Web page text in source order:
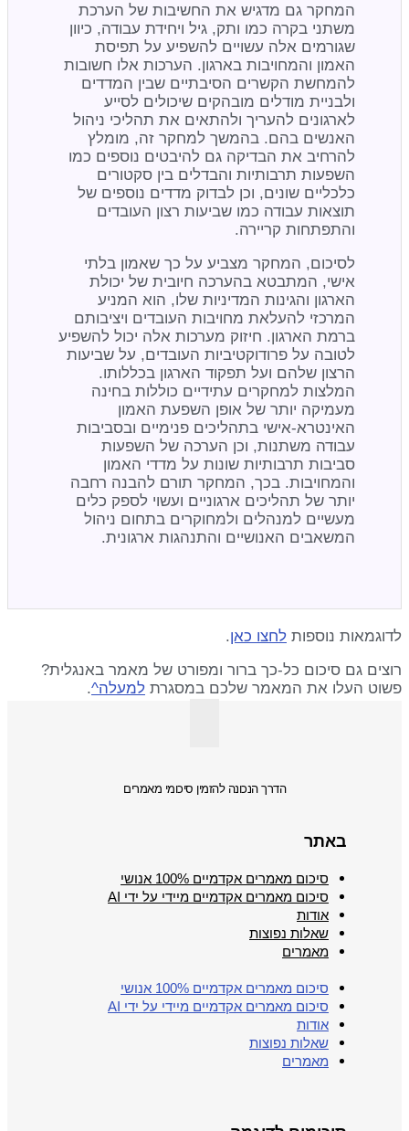
המחקר גם מדגיש את החשיבות של הערכת
משתני בקרה כמו ותק, גיל ויחידת עבודה, כיוון
שגורמים אלה עשויים להשפיע על תפיסת
האמון והמחויבות בארגון. הערכות אלו חשובות
להמחשת הקשרים הסיבתיים שבין המדדים
ולבניית מודלים מובהקים שיכולים לסייע
לארגונים להעריך ולהתאים את תהליכי ניהול
האנשים בהם. בהמשך למחקר זה, מומלץ
להרחיב את הבדיקה גם להיבטים נוספים כמו
השפעות תרבותיות והבדלים בין סקטורים
כלכליים שונים, וכן לבדוק מדדים נוספים של
תוצאות עבודה כמו שביעות רצון העובדים
והתפתחות קריירה.
לסיכום, המחקר מצביע על כך שאמון בלתי
אישי, המתבטא בהערכה חיובית של יכולת
הארגון והגינות המדיניות שלו, הוא המניע
המרכזי להעלאת מחויבות העובדים ויציבותם
ברמת הארגון. חיזוק מערכות אלה יכול להשפיע
לטובה על פרודוקטיביות העובדים, על שביעות
הרצון שלהם ועל תפקוד הארגון בכללותו.
המלצות למחקרים עתידיים כוללות בחינה
מעמיקה יותר של אופן השפעת האמון
האינטרא-אישי בתהליכים פנימיים ובסביבות
עבודה משתנות, וכן הערכה של השפעות
סביבות תרבותיות שונות על מדדי האמון
והמחויבות. בכך, המחקר תורם להבנה רחבה
יותר של תהליכים ארגוניים ועשוי לספק כלים
מעשיים למנהלים ולמחוקרים בתחום ניהול
המשאבים האנושיים והתנהגות ארגונית.
לדוגמאות נוספות לחצו כאן.
רוצים גם סיכום כל-כך ברור ומפורט של מאמר באנגלית?
פשוט העלו את המאמר שלכם במסגרת למעלה^.
הדרך הנכונה להזמין סיכומי מאמרים
באתר
סיכום מאמרים אקדמיים 100% אנושי
סיכום מאמרים אקדמיים מיידי על ידי AI
אודות
שאלות נפוצות
מאמרים
סיכום מאמרים אקדמיים 100% אנושי
סיכום מאמרים אקדמיים מיידי על ידי AI
אודות
שאלות נפוצות
מאמרים